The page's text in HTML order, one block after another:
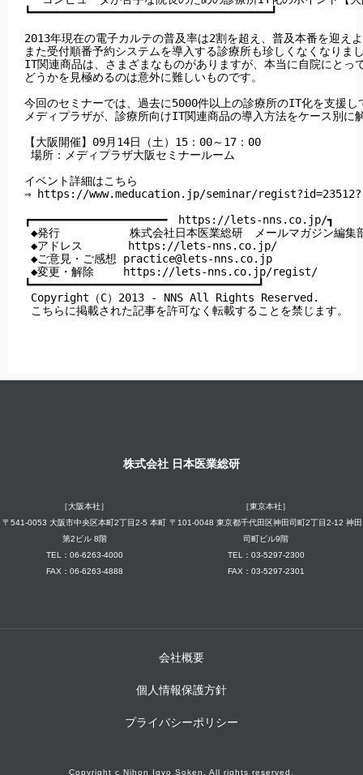
┗━━━━━━━━━━━━━━━━━━━━━━━━━━━━━━━━━━━━━┛
2013年現在の電子カルテの普及率は2割を超え、普及本番を迎え
また受付順番予約システムを導入する診療所も珍しくなくなりま
IT関連商品は、さまざまなものがありますが、本当に自院にとっ
どうかを見極めるのは意外に難しいものです。
今回のセミナーでは、過去に5000件以上の診療所のIT化を支援し
メディプラザが、診療所向けIT関連商品の導入方法をケース別
【大阪開催】09月14日（土）15：00～17：00
場所：メディプラザ大阪セミナールーム
イベント詳細はこちら
⇒ https://www.meducation.jp/seminar/
┏━━━━━━━━━━━━━━━━━━━━━　https://lets-nns.co.jp/┓
◆発行　         株式会社日本医業総研　メールマガジン編集
◆アドレス       https://lets-nns.co.jp/
◆ご意見・ご感想 practice@lets-nns.co.jp
◆変更・解除　　 https://lets-nns.co.jp/regist/
┗━━━━━━━━━━━━━━━━━━━━━━━━━━━━━━━━━━━┛
Copyright（C）2013 - NNS All Rights Reserved.
こちらに掲載された記事を許可なく転載することを禁じます。
株式会社 日本医業総研
［大阪本社］
〒541-0053 大阪市中央区本町2丁目2-5 本町
第2ビル 8階
TEL：06-6263-4000
FAX：06-6263-4888
［東京本社］
〒101-0048 東京都千代田区神田司町2丁目2-12 神田
司町ビル9階
TEL：03-5297-2300
FAX：03-5297-2301
会社概要
個人情報保護方針
プライバシーポリシー
Copyright c Nihon Igyo Soken. All rights reserved.